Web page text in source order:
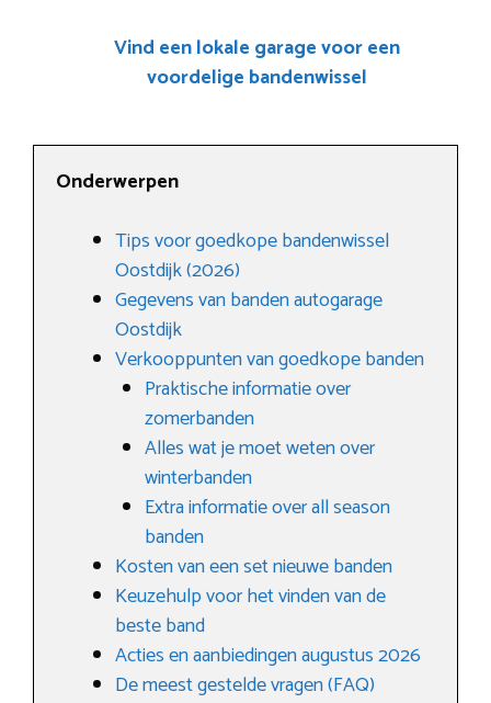
Vind een lokale garage voor een
voordelige bandenwissel
Onderwerpen
Tips voor goedkope bandenwissel
Oostdijk (2026)
Gegevens van banden autogarage
Oostdijk
Verkooppunten van goedkope banden
Praktische informatie over
zomerbanden
Alles wat je moet weten over
winterbanden
Extra informatie over all season
banden
Kosten van een set nieuwe banden
Keuzehulp voor het vinden van de
beste band
Acties en aanbiedingen augustus 2026
De meest gestelde vragen (FAQ)